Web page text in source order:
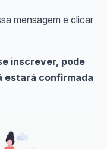
mensagem e clicar
inscrever, pode
estará confirmada